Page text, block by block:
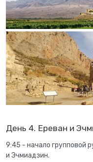
День 4. Ереван и
9:45 - начало групповой
и Эчмиадзин.